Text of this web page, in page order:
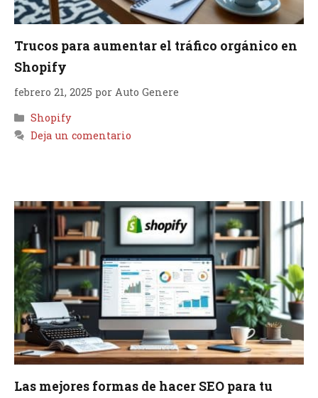
Trucos para aumentar el tráfico orgánico en
Shopify
febrero 21, 2025 por Auto Genere
Categorías
Shopify
Deja un comentario
Las mejores formas de hacer SEO para tu